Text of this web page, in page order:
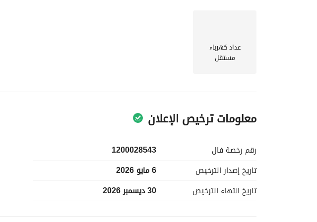
عداد كهرباء
مستقل
معلومات ترخيص الإعلان
رقم رخصة فال
1200028543
تاريخ إصدار الترخيص
6 مايو 2026
تاريخ انتهاء الترخيص 30 ديسمبر 2026